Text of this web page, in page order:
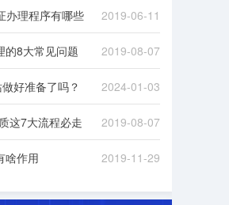
越普遍，经营者花几倍时
间，准备多份材料，跑多个
前并不少见。
办理程序有哪些 2019-06-11
的8大常见问题 2019-08-07
好准备了吗？ 2024-01-03
这7大流程必走 2019-08-07
啥作用 2019-11-29